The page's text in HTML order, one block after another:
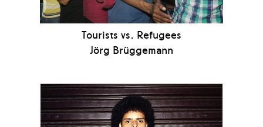
Tourists vs. Refugees
Jörg Brüggemann